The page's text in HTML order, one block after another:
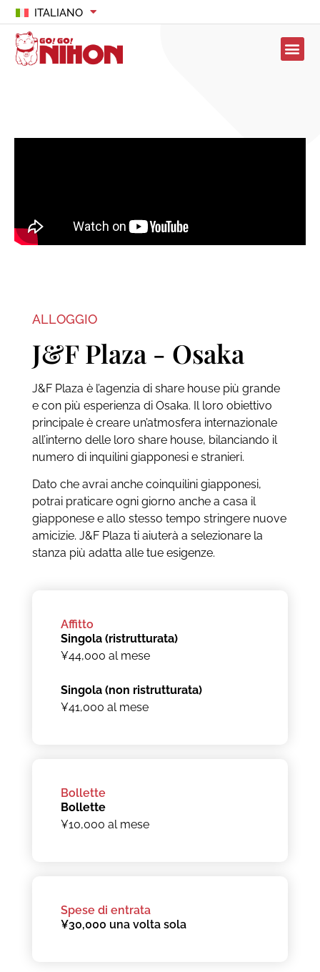
ITALIANO
ALLOGGIO
J&F Plaza - Osaka
J&F Plaza è l’agenzia di share house più grande
e con più esperienza di Osaka. Il loro obiettivo
principale è creare un’atmosfera internazionale
all’interno delle loro share house, bilanciando il
numero di inquilini giapponesi e stranieri.
Dato che avrai anche coinquilini giapponesi,
potrai praticare ogni giorno anche a casa il
giapponese e allo stesso tempo stringere nuove
amicizie. J&F Plaza ti aiuterà a selezionare la
stanza più adatta alle tue esigenze.
Affitto
Singola (ristrutturata)
¥44,000 al mese
Singola (non ristrutturata)
¥41,000 al mese
Bollette
Bollette
¥10,000 al mese
Spese di entrata
¥30,000 una volta sola